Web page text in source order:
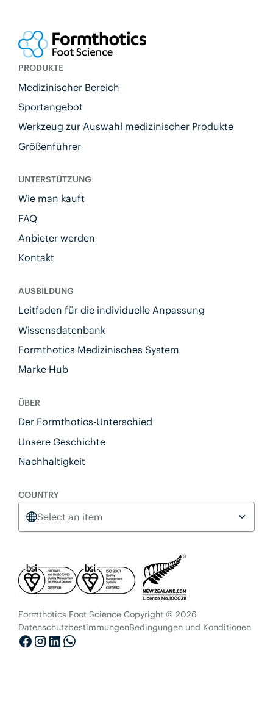
PRODUKTE
Medizinischer Bereich
Sportangebot
Werkzeug zur Auswahl medizinischer Produkte
Größenführer
UNTERSTÜTZUNG
Wie man kauft
FAQ
Anbieter werden
Kontakt
AUSBILDUNG
Leitfaden für die individuelle Anpassung
Wissensdatenbank
Formthotics Medizinisches System
Marke Hub
ÜBER
Der Formthotics-Unterschied
Unsere Geschichte
Nachhaltigkeit
COUNTRY
Select an item
Formthotics Foot Science Copyright © 2026
DatenschutzbestimmungenBedingungen und Konditionen